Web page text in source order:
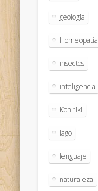
geologia
Homeopatía
insectos
inteligencia
Kon tiki
lago
lenguaje
naturaleza